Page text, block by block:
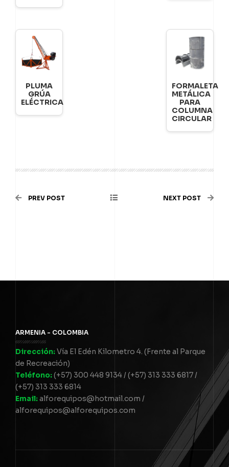
PLUMA
GRÚA
ELÉCTRICA
FORMALETA
METÁLICA
PARA
COLUMNA
CIRCULAR
PREV POST NEXT POST
ARMENIA - COLOMBIA
Dirección:Vía El Edén Kilometro 4. (Frente al Parque
de Recreación)
Teléfono:(+57) 300 448 9134 / (+57) 313 333 6817 /
(+57) 313 333 6814
Email:alforequipos@hotmail.com /
alforequipos@alforequipos.com